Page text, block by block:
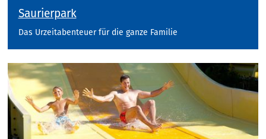
Saurierpark
Das Urzeitabenteuer für die ganze Familie